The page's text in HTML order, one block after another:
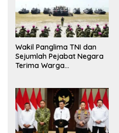
Wakil Panglima TNI dan
Sejumlah Pejabat Negara
Terima Warga